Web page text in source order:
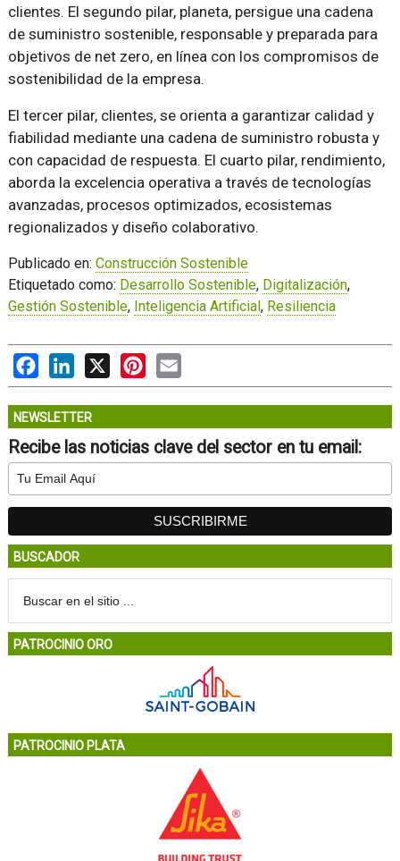
clientes. El segundo pilar, planeta, persigue una cadena
de suministro sostenible, responsable y preparada para
objetivos de net zero, en línea con los compromisos de
sostenibilidad de la empresa.
El tercer pilar, clientes, se orienta a garantizar calidad y
fiabilidad mediante una cadena de suministro robusta y
con capacidad de respuesta. El cuarto pilar, rendimiento,
aborda la excelencia operativa a través de tecnologías
avanzadas, procesos optimizados, ecosistemas
regionalizados y diseño colaborativo.
Publicado en: Construcción Sostenible
Etiquetado como: Desarrollo Sostenible, Digitalización,
Gestión Sostenible, Inteligencia Artificial, Resiliencia
FacebookLinkedIn
X PinterestEmail
NEWSLETTER
Recibe las noticias clave del sector en tu email:
BUSCADOR
PATROCINIO ORO
PATROCINIO PLATA